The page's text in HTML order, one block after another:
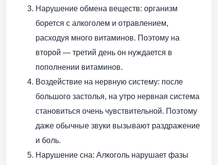
Нарушение обмена веществ: организм
борется с алкоголем и отравлением,
расходуя много витаминов. Поэтому на
второй — третий день он нуждается в
пополнении витаминов.
Воздействие на нервную систему: после
большого застолья, на утро нервная система
становиться очень чувствительной. Поэтому
даже обычные звуки вызывают раздражение
и боль.
Нарушение сна: Алкоголь нарушает фазы